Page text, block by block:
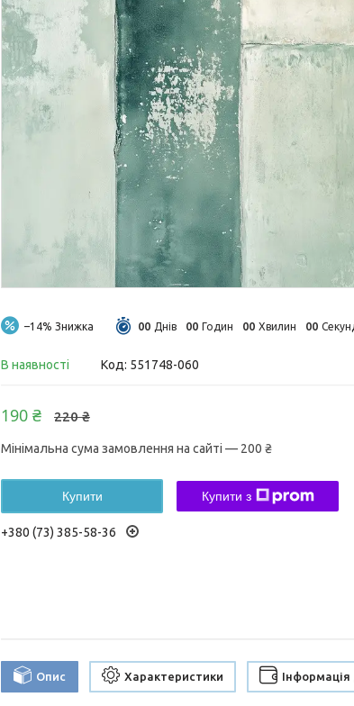
–14% 00 Днів 00 Годин 00 Хвилин 00
В наявності Код: 551748-060
220 ₴
190 ₴
Мінімальна сума замовлення на сайті — 200 ₴
Купити Купити з
+380 (73) 385-58-36
Опис Характеристики